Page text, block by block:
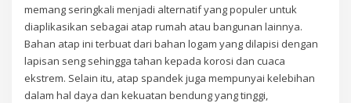
memang seringkali menjadi alternatif yang populer untuk
diaplikasikan sebagai atap rumah atau bangunan lainnya.
Bahan atap ini terbuat dari bahan logam yang dilapisi dengan
lapisan seng sehingga tahan kepada korosi dan cuaca
ekstrem. Selain itu, atap spandek juga mempunyai kelebihan
dalam hal daya dan kekuatan bendung yang tinggi,